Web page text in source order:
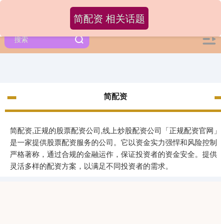
简配资
简配资,正规的股票配资公司,线上炒股配资公司「正规配资官网」
是一家提供股票配资服务的公司。它以资金实力强悍和风险控制
严格著称，通过合规的金融运作，保证投资者的资金安全。提供
灵活多样的配资方案，以满足不同投资者的需求。
简配资 相关话题